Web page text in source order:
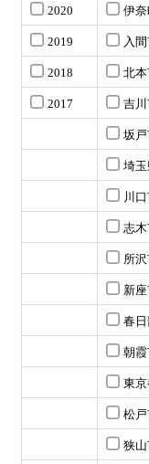
2020 伊
2019 入
2018 北
2017 吉
坂
埼
川
志
所
新
春
朝
東
松
狭